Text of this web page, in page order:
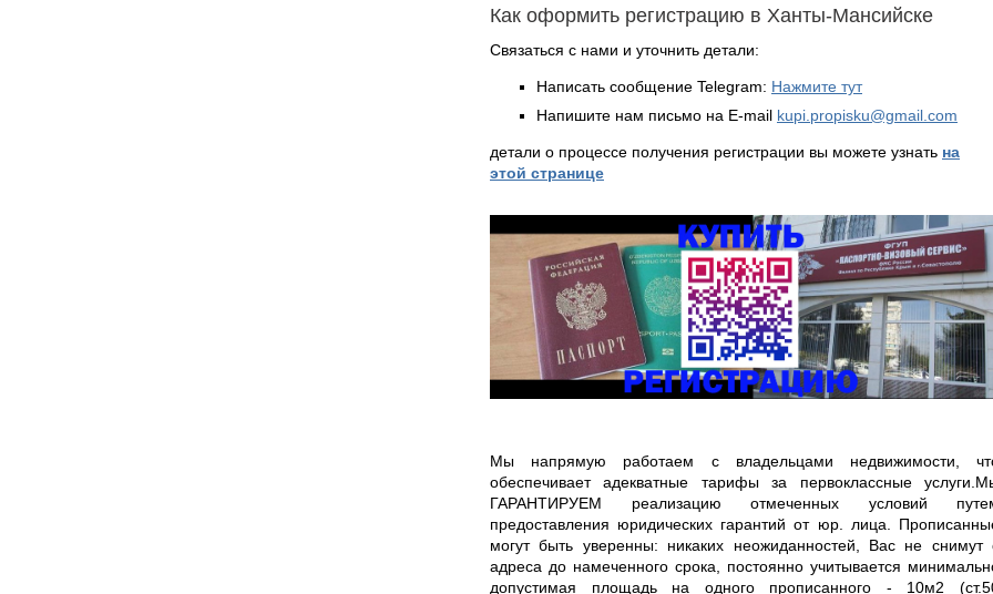
Как оформить регистрацию в Ханты-Мансийске
Связаться с нами и уточнить детали:
Написать сообщение Telegram: Нажмите тут
Напишите нам письмо на E-mail kupi.propisku@gmail.com
детали о процессе получения регистрации вы можете узнать на
этой странице
Мы напрямую работаем с владельцами недвижимости,
обеспечивает адекватные тарифы за первоклассные
ГАРАНТИРУЕМ реализацию отмеченных условий
предоставления юридических гарантий от юр. лица.
могут быть уверенны: никаких неожиданностей, Вас не снимут
адреса до намеченного срока, постоянно учитывается
допустимая площадь на одного прописанного - 10м2